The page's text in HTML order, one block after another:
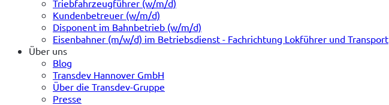
Triebfahrzeugführer (w/m/d)
Kundenbetreuer (w/m/d)
Disponent im Bahnbetrieb (w/m/d)
Eisenbahner (m/w/d) im Betriebsdienst - Fachrichtung Lokführer und Transport
Über uns
Blog
Transdev Hannover GmbH
Über die Transdev-Gruppe
Presse